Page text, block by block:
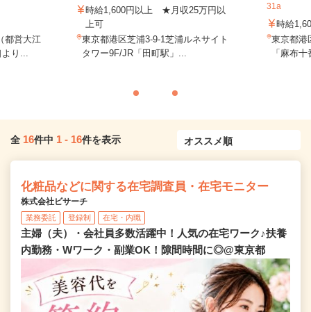
都営大江
り...
時給1,600円以上 ★月収25万円以
上可
東京都港区芝浦3-9-1芝浦ルネサイト
タワー9F/JR「田町駅」...
31a
時給
東京都港
「麻布
全 16件中 1 - 16件を表示
化粧品などに関する在宅調査員・在宅モニター
株式会社ビサーチ
業務委託 登録制 在宅・内職
主婦（夫）・会社員多数活躍中！人気の在宅ワーク♪扶養
内勤務・Wワーク・副業OK！隙間時間に◎@東京都